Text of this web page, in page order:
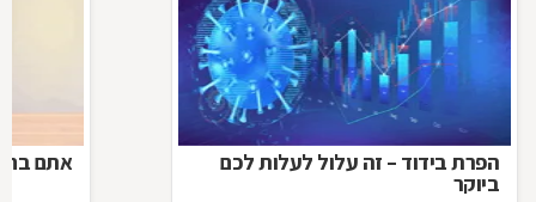
הפרת בידוד – זה עלול לעלות לכם
ביוקר
אתם